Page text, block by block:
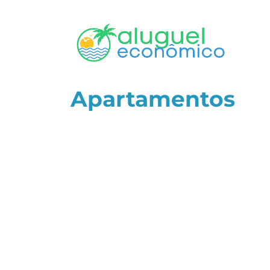
Apartamentos